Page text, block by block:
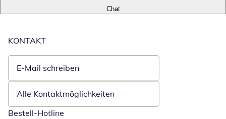
Chat
KONTAKT
E-Mail schreiben
Öffnet E-Mail-Client
Alle Kontaktmöglichkeiten
Bestell-Hotline